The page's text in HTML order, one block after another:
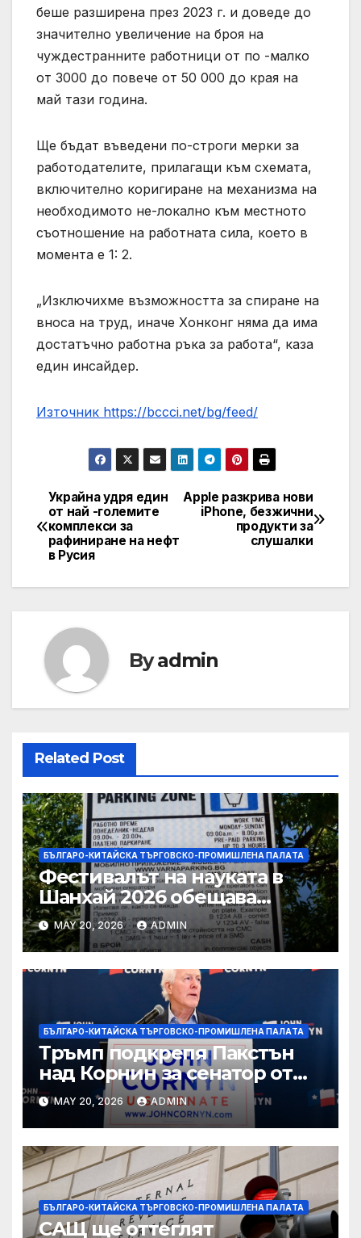
беше разширена през 2023 г. и доведе до
значително увеличение на броя на
чуждестранните работници от по -малко
от 3000 до повече от 50 000 до края на
май тази година.
Ще бъдат въведени по-строги мерки за
работодателите, прилагащи към схемата,
включително коригиране на механизма на
необходимото не-локално към местното
съотношение на работната сила, което в
момента е 1: 2.
„Изключихме възможността за спиране на
вноса на труд, иначе Хонконг няма да има
достатъчно работна ръка за работа“, каза
един инсайдер.
Източник https://bccci.net/bg/feed/
Post
navigation
Apple разкрива нови
iPhone, безжични
продукти за
слушалки
Украйна удря един
от най -големите
комплекси за
рафиниране на нефт
в Русия
Byadmin
Related Post
БЪЛГАРО-КИТАЙСКА ТЪРГОВСКО-ПРОМИШЛЕНА ПАЛAТА
Фестивалът на науката в
Шанхай 2026 обещава
вълнуващи научно-
технологични иновации
MAY 20, 2026 ADMIN
БЪЛГАРО-КИТАЙСКА ТЪРГОВСКО-ПРОМИШЛЕНА ПАЛAТА
Тръмп подкрепя Пакстън
над Корнин за сенатор от
Тексас в шокираща
подкрепа
MAY 20, 2026 ADMIN
БЪЛГАРО-КИТАЙСКА ТЪРГОВСКО-ПРОМИШЛЕНА ПАЛAТА
САЩ ще оттеглят